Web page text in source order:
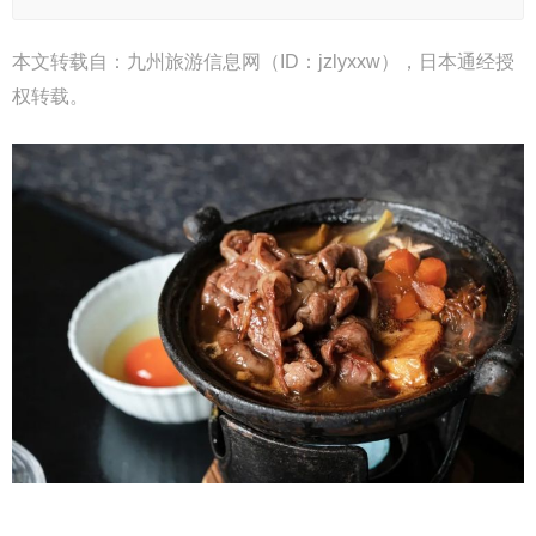
本文转载自：九州旅游信息网（ID：jzlyxxw），日本通经授
权转载。